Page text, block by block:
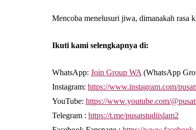
Mencoba menelusuri jiwa, dimanakah rasa
Ikuti kami selengkapnya di:
WhatsApp: Join Group WA (WhatsApp
Instagram: https://www.instagram.com/
YouTube: https://www.youtube.com/
Telegram : https://t.me/pusatstudiislam2